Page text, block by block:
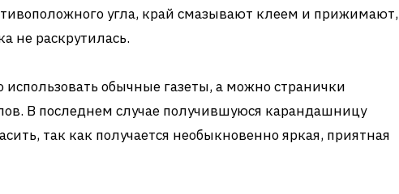
угла, край смазывают клеем и прижимают,
не раскрутилась.
обычные газеты, а можно странички
В последнем случае получившуюся карандашницу
так как получается необыкновенно яркая, приятная